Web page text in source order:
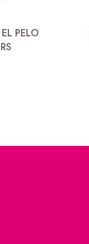
PELO